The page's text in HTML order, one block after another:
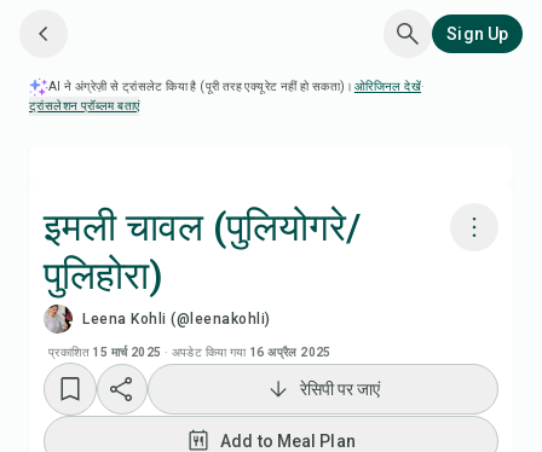
Sign Up
AI ने अंग्रेज़ी से ट्रांसलेट किया है (पूरी तरह एक्यूरेट नहीं हो सकता)। ओरिजिनल देखें·
ट्रांसलेशन प्रॉब्लम बताएं
इमली चावल (पुलियोगरे/
पुलिहोरा)
Leena Kohli (@leenakohli)
प्रकाशित 15 मार्च 2025 · अपडेट किया गया 16 अप्रैल 2025
Add to Meal Plan
Add to Shopping List
रेसिपी पर जाएं
Add to Meal Plan